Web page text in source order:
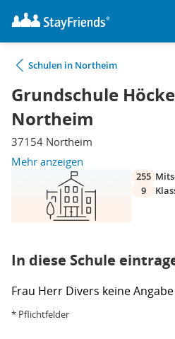
Schulen in Northeim
Grundschule
Northeim
37154 Northeim
Mehr anzeigen
255
9
In diese Schule
Frau Herr Divers keine Angabe
* Pflichtfelder